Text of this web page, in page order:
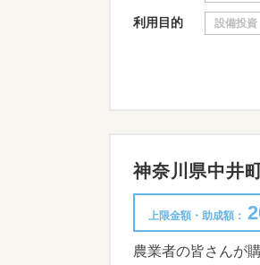
利用目的 設備投資
神奈川県中井
上限金額・助成額：
農業者の皆さんが